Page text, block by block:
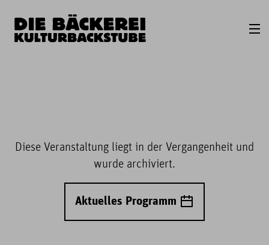
Diese Veranstaltung liegt in der Vergangenheit und
wurde archiviert.
Aktuelles Programm